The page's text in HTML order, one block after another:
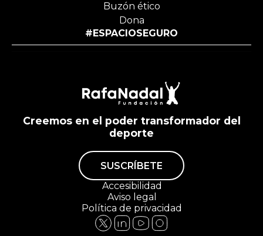
Buzón ético
Dona
#ESPACIOSEGURO
Creemos en el poder transformador del
deporte
SUSCRÍBETE
Accesibilidad
Aviso legal
Política de privacidad